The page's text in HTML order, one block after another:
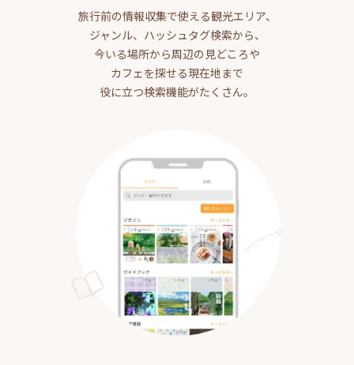
旅行前の情報収集で使える観光エリア、
ジャンル、ハッシュタグ検索から、
今いる場所から周辺の見どころや
カフェを探せる現在地まで
役に立つ検索機能がたくさん。